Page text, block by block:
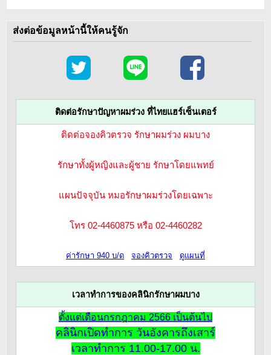
ส่งต่อข้อมูลหน้านี้ให้คนรู้จัก
ติดต่อรักษาปัญหาผมร่วง ที่ไทยแฮร์เซ็นเตอร์
ติดต่อจองคิวตรวจ รักษาผมร่วง ผมบาง
รักษาทั้งผู้หญิงและผู้ชาย รักษาโดยแพทย์
แผนปัจจุบัน หมอรักษาผมร่วงโดยเฉพาะ
โทร 02-4460875 หรือ 02-4460282
ค่ารักษา 940 บ/ด จองคิวตรวจ ดูแผนที่
เวลาทำการของคลินิกรักษาผมบาง
ตั้งแต่เดือนกรกฎาคม 2566 เป็นต้นไป
คลินิกเปิดทำการ วันอังคารถึงเสาร์
เวลาทำการ 11.00-17.00 น.